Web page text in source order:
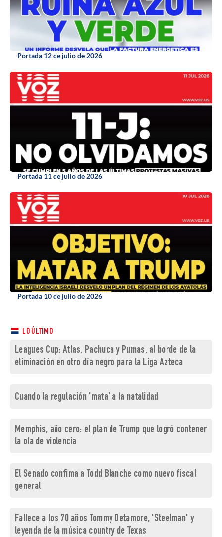
Portada 12 de julio de 2026
Portada 11 de julio de 2026
Portada 10 de julio de 2026
LO ÚLTIMO
Leagues Cup: Atlas, Pachuca y Pumas, al borde de la
eliminación en otro día negro para la Liga Azteca
Cuando la regulación 'mata' a la natalidad
Memphis, año cero: el plan de Trump que logró contener
la ola de violencia
El Senado confima a Todd Blanche como nuevo fiscal
general
Fallece a los 70 años Tommy Detamore, 'Steelman' y
leyenda de la música country de Texas